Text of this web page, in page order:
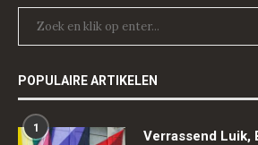
POPULAIRE ARTIKELEN
1
Verrassend Luik,